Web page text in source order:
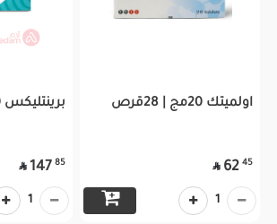
اولميتك 20مج | 28قرص
45
62

1
برينتليكس 10مج | 28 قرص
85
147

1